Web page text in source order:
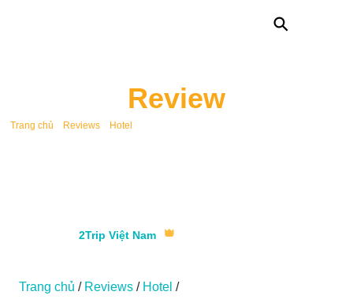
⚲
Review
Trang chủ /Reviews /Hotel
2Trip Việt Nam
Trang chủ /Reviews /Hotel